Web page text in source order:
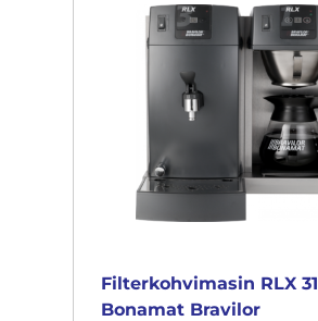
Filterkohvimasin RLX 31
Bonamat Bravilor